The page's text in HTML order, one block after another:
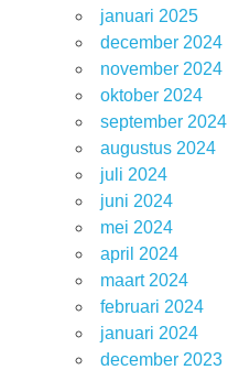
januari 2025
december 2024
november 2024
oktober 2024
september 2024
augustus 2024
juli 2024
juni 2024
mei 2024
april 2024
maart 2024
februari 2024
januari 2024
december 2023